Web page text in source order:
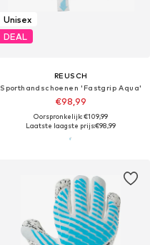
Unisex
DEAL
REUSCH
Sporthandschoenen 'Fastgrip Aqua'
€98,99
Oorspronkelijk: €109,99
Laatste laagste prijs:€98,99